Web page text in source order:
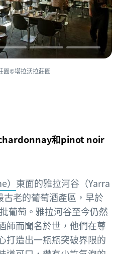
園©塔拉沃拉莊園
和pinot noir
東面的雅拉河谷（Yarra
老的葡萄酒產區，早於
葡萄。雅拉河谷至今仍然
師而聞名於世，他們在尊
打造出一瓶瓶突破界限的